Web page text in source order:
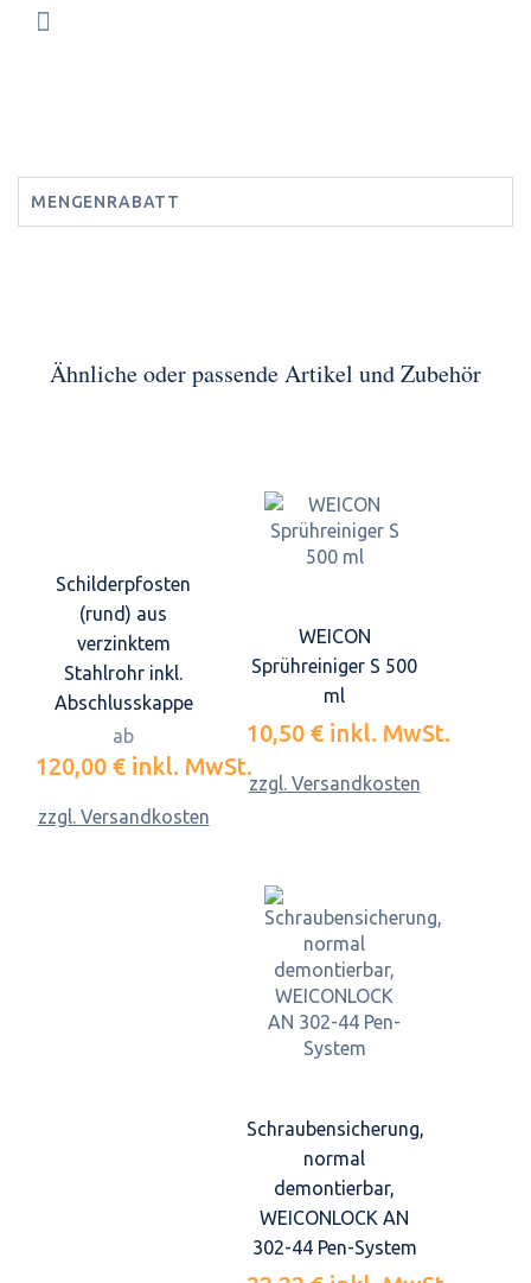
MENGENRABATT
Ähnliche oder passende Artikel und Zubehör
Schilderpfosten
(rund) aus
verzinktem
Stahlrohr inkl.
Abschlusskappe
ab
120,00 € inkl. MwSt.
zzgl. Versandkosten
WEICON
Sprühreiniger S 500
ml
10,50 € inkl. MwSt.
zzgl. Versandkosten
Schraubensicherung,
normal
demontierbar,
WEICONLOCK AN
302-44 Pen-System